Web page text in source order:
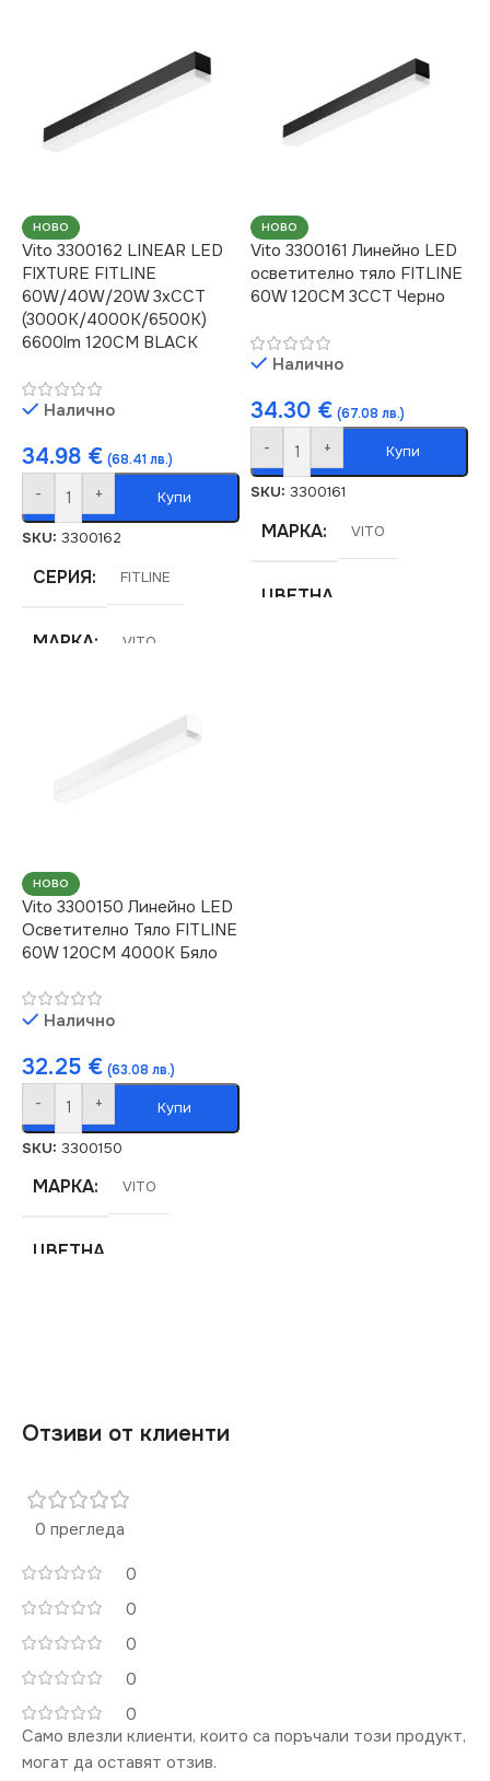
НОВО
Vito 3300162 LINEAR LED
FIXTURE FITLINE
60W/40W/20W 3xCCT
(3000K/4000K/6500K)
6600lm 120CM BLACK
Налично
34.98 € (68.41 лв.)
- + Купи
SKU: 3300162
СЕРИЯ FITLINE
МАРКА VITO
НОВО
Vito 3300161 Линейно LED
осветително тяло FITLINE
60W 120CM 3CCT Черно
Налично
34.30 € (67.08 лв.)
- + Купи
SKU: 3300161
МАРКА VITO
ЦВЕТНА
НОВО
Vito 3300150 Линейно LED
Осветително Тяло FITLINE
60W 120CM 4000K Бяло
Налично
32.25 € (63.08 лв.)
- + Купи
SKU: 3300150
МАРКА VITO
ЦВЕТНА
НАПРЕЖЕНИЕ (V)
220V
СВЕТЛИНЕН ПОТОК
(LM)
6600
Отзиви от клиенти
0 прегледа
0
0
0
0
0
Само влезли клиенти, които са поръчали този продукт,
могат да оставят отзив.